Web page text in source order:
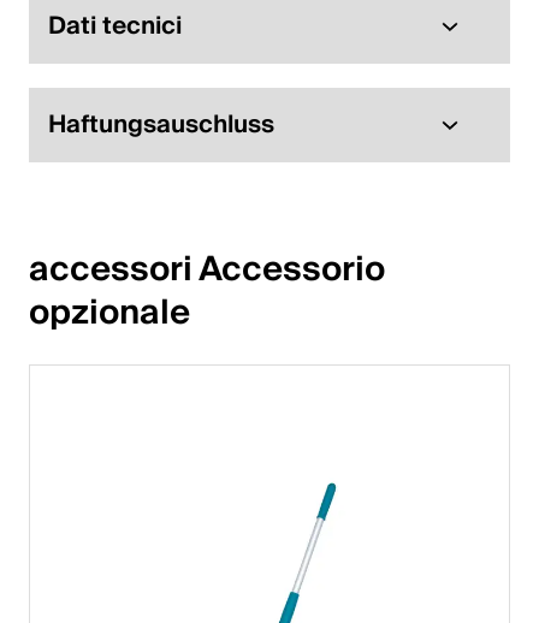
Dati tecnici
Haftungsauschluss
accessori Accessorio
opzionale